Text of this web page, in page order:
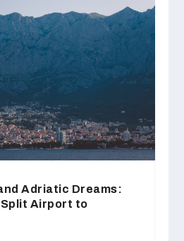
Adriatic Dreams:
Airport to